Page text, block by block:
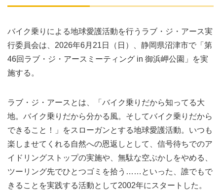
バイク乗りによる地球愛護活動を行うラブ・ジ・アース実
行委員会は、2026年6月21日（日）、静岡県沼津市で「第
46回ラブ・ジ・アースミーティング in 御浜岬公園」を実
施する。
ラブ・ジ・アースとは、「バイク乗りだから知ってる大
地。バイク乗りだから分かる風。そしてバイク乗りだから
できること！」をスローガンとする地球愛護活動。いつも
楽しませてくれる自然への恩返しとして、信号待ちでのア
イドリングストップの実施や、無駄な空ぶかしをやめる、
ツーリング先でひとつゴミを拾う……といった、誰でもで
きることを実践する活動として2002年にスタートした。